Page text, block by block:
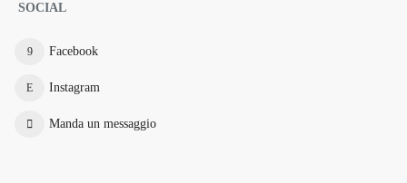
SOCIAL
Facebook
Instagram
Manda un messaggio